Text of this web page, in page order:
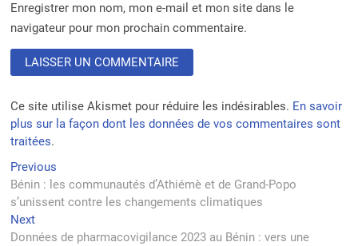
Enregistrer mon nom, mon e-mail et mon site dans le
navigateur pour mon prochain commentaire.
Ce site utilise Akismet pour réduire les indésirables. En savoir
plus sur la façon dont les données de vos commentaires sont
traitées.
Navigation
de
l’article
Previous
post:
Bénin : les communautés d’Athiémè et de Grand-Popo
s’unissent contre les changements climatiques
NextNext
post:
Données de pharmacovigilance 2023 au Bénin : vers une